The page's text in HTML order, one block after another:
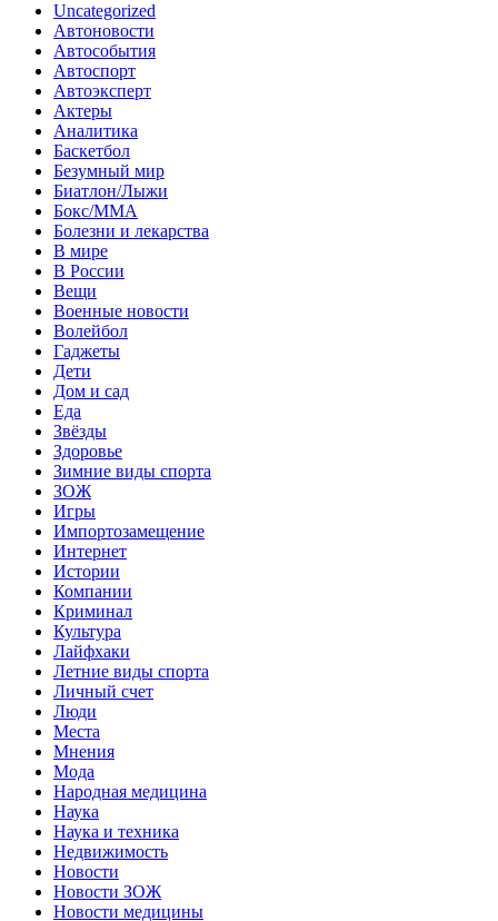
Uncategorized
Автоновости
Автособытия
Автоспорт
Автоэксперт
Актеры
Аналитика
Баскетбол
Безумный мир
Биатлон/Лыжи
Бокс/MMA
Болезни и лекарства
В мире
В России
Вещи
Военные новости
Волейбол
Гаджеты
Дети
Дом и сад
Еда
Звёзды
Здоровье
Зимние виды спорта
ЗОЖ
Игры
Импортозамещение
Интернет
Истории
Компании
Криминал
Культура
Лайфхаки
Летние виды спорта
Личный счет
Люди
Места
Мнения
Мода
Народная медицина
Наука
Наука и техника
Недвижимость
Новости
Новости ЗОЖ
Новости медицины